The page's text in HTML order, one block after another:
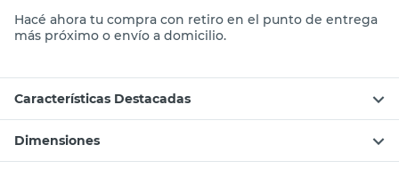
Hacé ahora tu compra con retiro en el punto de entrega
más próximo o envío a domicilio.
Características Destacadas
Dimensiones